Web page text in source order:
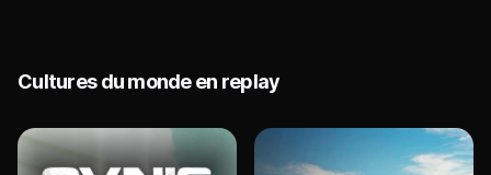
Cultures du monde en replay